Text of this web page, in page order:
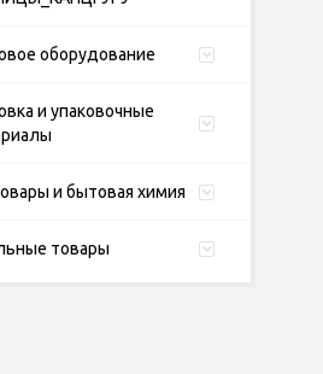
оборудование
и упаковочные
и бытовая химия
товары